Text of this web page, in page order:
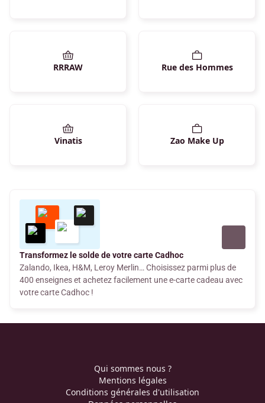
RRRAW Rue des Hommes
Vinatis Zao Make Up
Transformez le solde de votre carte Cadhoc
Zalando, Ikea, H&M, Leroy Merlin… Choisissez parmi plus de
400 enseignes et achetez facilement une e-carte cadeau avec
votre carte Cadhoc !
Qui sommes nous ?
Mentions légales
Conditions générales d'utilisation